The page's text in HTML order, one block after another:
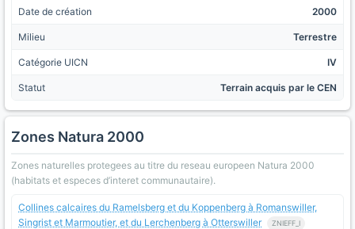
Date de création 2000
Milieu Terrestre
Catégorie UICN IV
Statut Terrain acquis par le CEN
Zones Natura 2000
Zones naturelles protegees au titre du reseau europeen Natura 2000
(habitats et especes d’interet communautaire).
Collines calcaires du Ramelsberg et du Koppenberg à Romanswiller,
Singrist et Marmoutier, et du Lerchenberg à Otterswiller
ZNIEFF_I